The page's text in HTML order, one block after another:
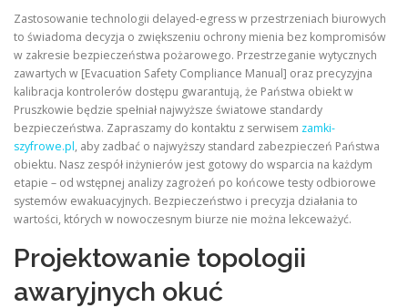
Zastosowanie technologii delayed-egress w przestrzeniach biurowych
to świadoma decyzja o zwiększeniu ochrony mienia bez kompromisów
w zakresie bezpieczeństwa pożarowego. Przestrzeganie wytycznych
zawartych w [Evacuation Safety Compliance Manual] oraz precyzyjna
kalibracja kontrolerów dostępu gwarantują, że Państwa obiekt w
Pruszkowie będzie spełniał najwyższe światowe standardy
bezpieczeństwa. Zapraszamy do kontaktu z serwisem zamki-
szyfrowe.pl, aby zadbać o najwyższy standard zabezpieczeń Państwa
obiektu. Nasz zespół inżynierów jest gotowy do wsparcia na każdym
etapie – od wstępnej analizy zagrożeń po końcowe testy odbiorowe
systemów ewakuacyjnych. Bezpieczeństwo i precyzja działania to
wartości, których w nowoczesnym biurze nie można lekceważyć.
Projektowanie topologii
awaryjnych okuć